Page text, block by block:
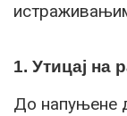
1. Утицај на
До напуњене